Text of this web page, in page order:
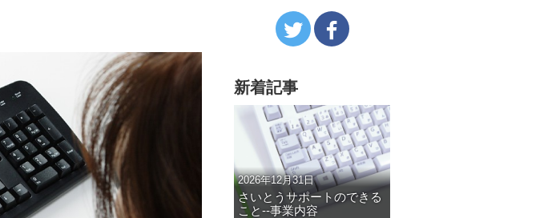
新着記事
2026年12月31日
さいとうサポートのできる
こと--事業内容